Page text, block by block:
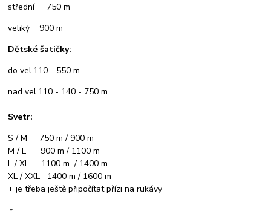
střední 750 m
veliký 900 m
Dětské šatičky:
do vel.110 - 550 m
nad vel.110 - 140 - 750 m
Svetr:
S / M 750 m / 900 m
M / L 900 m / 1100 m
L / XL 1100 m / 1400 m
XL / XXL 1400 m / 1600 m
+ je třeba ještě připočítat přízi na rukávy